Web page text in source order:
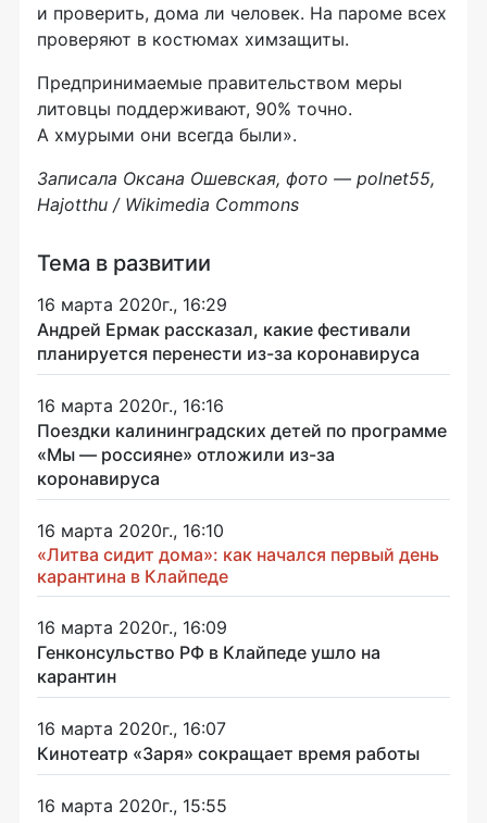
и проверить, дома ли человек. На пароме всех
проверяют в костюмах химзащиты.
Предпринимаемые правительством меры
литовцы поддерживают, 90% точно.
А хмурыми они всегда были».
Записала Оксана Ошевская, фото — polnet55,
Hajotthu / Wikimedia Commons
Тема в развитии
16 марта 2020г., 16:29
Андрей Ермак рассказал, какие фестивали
планируется перенести из-за коронавируса
16 марта 2020г., 16:16
Поездки калининградских детей по программе
«Мы — россияне» отложили из-за
коронавируса
16 марта 2020г., 16:10
«Литва сидит дома»: как начался первый день
карантина в Клайпеде
16 марта 2020г., 16:09
Генконсульство РФ в Клайпеде ушло на
карантин
16 марта 2020г., 16:07
Кинотеатр «Заря» сокращает время работы
16 марта 2020г., 15:55